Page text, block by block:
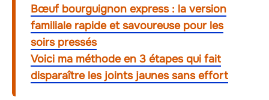
Bœuf bourguignon express : la version
familiale rapide et savoureuse pour les
soirs pressés
Voici ma méthode en 3 étapes qui fait
disparaître les joints jaunes sans effort